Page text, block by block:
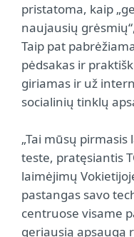
pristatoma, kaip
naujausių
Taip pat
pėdsakas ir
giriamas ir už
socialinių tinklų
„Tai mūsų
teste, pratęsiantis
laimėjimų
pastangas savo
centruose visame
geriausią apsaugą